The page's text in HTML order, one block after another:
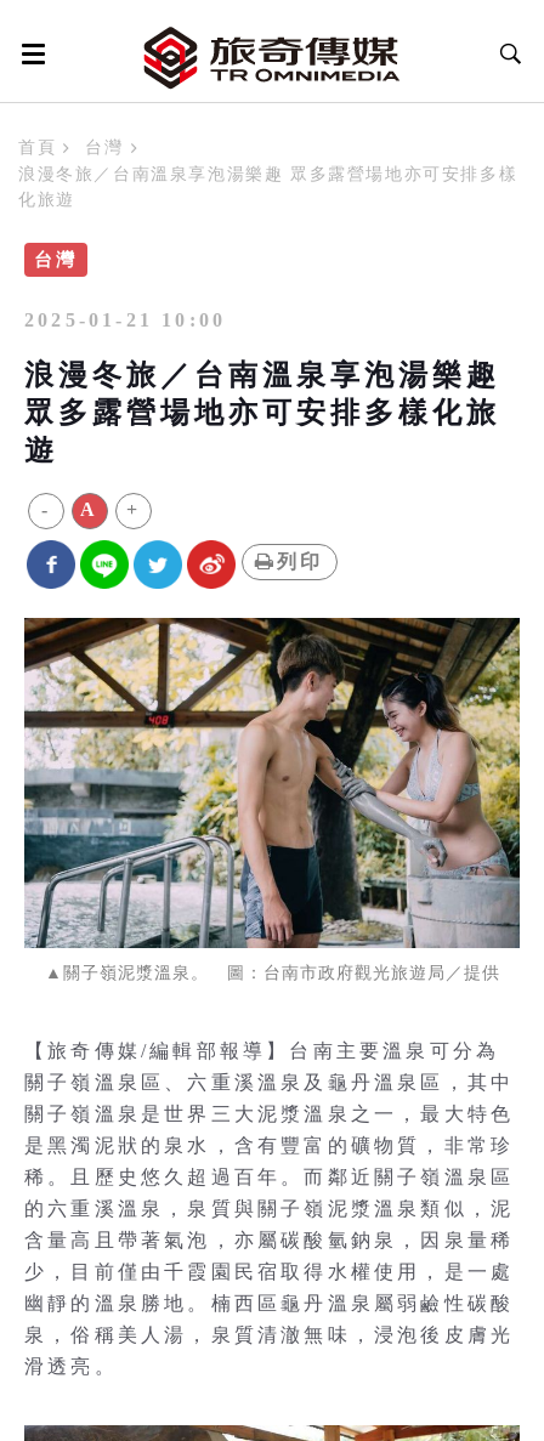
首頁
台灣
浪漫冬旅／台南溫泉享泡湯樂趣 眾多露營場地亦可安排多樣
化旅遊
台灣
2025-01-21 10:00
浪漫冬旅／台南溫泉享泡湯樂趣
眾多露營場地亦可安排多樣化旅
遊
- A +
列印
▲關子嶺泥漿溫泉。 圖：台南市政府觀光旅遊局／提供
【旅奇傳媒/編輯部報導】台南主要溫泉可分為
關子嶺溫泉區、六重溪溫泉及龜丹溫泉區，其中
關子嶺溫泉是世界三大泥漿溫泉之一，最大特色
是黑濁泥狀的泉水，含有豐富的礦物質，非常珍
稀。且歷史悠久超過百年。而鄰近關子嶺溫泉區
的六重溪溫泉，泉質與關子嶺泥漿溫泉類似，泥
含量高且帶著氣泡，亦屬碳酸氫鈉泉，因泉量稀
少，目前僅由千霞園民宿取得水權使用，是一處
幽靜的溫泉勝地。楠西區龜丹溫泉屬弱鹼性碳酸
泉，俗稱美人湯，泉質清澈無味，浸泡後皮膚光
滑透亮。